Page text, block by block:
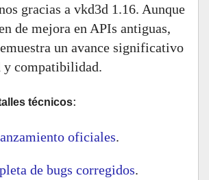
gracias a vkd3d 1.16. Aunque
de mejora en APIs antiguas,
un avance significativo
y compatibilidad.
técnicos:
oficiales.
de bugs corregidos.